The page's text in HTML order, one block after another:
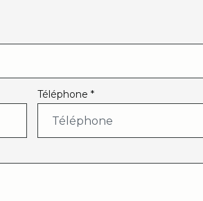
Téléphone *